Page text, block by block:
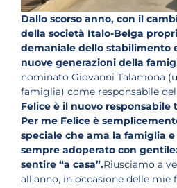
Dallo scorso anno, con il
della società Italo-Belga
demaniale dello stabilimento
nuove generazioni della
nominato Giovanni Talamona
famiglia) come responsabile
Felice è il nuovo responsabile
Per me Felice è
speciale che ama la famiglia
sempre adoperato con
sentire “a casa”.Riusciamo a
all’anno, in occasione delle